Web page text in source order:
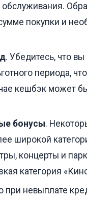
покупки и
. Убедитесь, что
периода,
кешбэк может
бонусы.
широкой
концерты и
категория
при невыплате